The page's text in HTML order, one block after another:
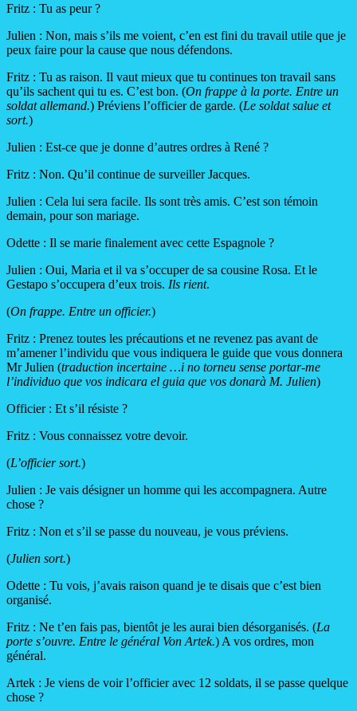
Fritz : Tu as peur ?
Julien : Non, mais s’ils me voient, c’en est fini du travail utile que je
peux faire pour la cause que nous défendons.
Fritz : Tu as raison. Il vaut mieux que tu continues ton travail sans
qu’ils sachent qui tu es. C’est bon. (On frappe à la porte. Entre un
soldat allemand.) Préviens l’officier de garde. (Le soldat salue et
sort.)
Julien : Est-ce que je donne d’autres ordres à René ?
Fritz : Non. Qu’il continue de surveiller Jacques.
Julien : Cela lui sera facile. Ils sont très amis. C’est son témoin
demain, pour son mariage.
Odette : Il se marie finalement avec cette Espagnole ?
Julien : Oui, Maria et il va s’occuper de sa cousine Rosa. Et le
Gestapo s’occupera d’eux trois. Ils rient.
(On frappe. Entre un officier.)
Fritz : Prenez toutes les précautions et ne revenez pas avant de
m’amener l’individu que vous indiquera le guide que vous donnera
Mr Julien (traduction incertaine …i no torneu sense portar-me
l’individuo que vos indicara el guia que vos donarà M. Julien)
Officier : Et s’il résiste ?
Fritz : Vous connaissez votre devoir.
(L’officier sort.)
Julien : Je vais désigner un homme qui les accompagnera. Autre
chose ?
Fritz : Non et s’il se passe du nouveau, je vous préviens.
(Julien sort.)
Odette : Tu vois, j’avais raison quand je te disais que c’est bien
organisé.
Fritz : Ne t’en fais pas, bientôt je les aurai bien désorganisés. (La
porte s’ouvre. Entre le général Von Artek.) A vos ordres, mon
général.
Artek : Je viens de voir l’officier avec 12 soldats, il se passe quelque
chose ?